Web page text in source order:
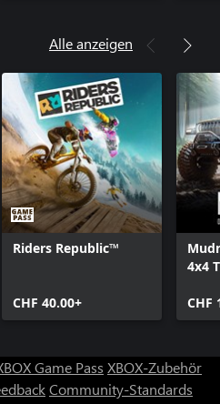
Alle anzeigen
Riders Republic™
CHF 40.00+
4x4
CHF
Game Pass XBOX-Zubehör
Community-Standards